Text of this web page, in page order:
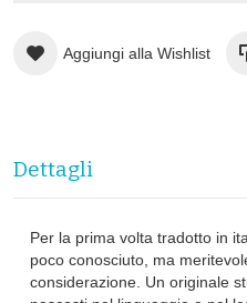
Aggiungi alla Wishlist
Dettagli
Per la prima volta tradotto in
poco conosciuto, ma
considerazione. Un originale